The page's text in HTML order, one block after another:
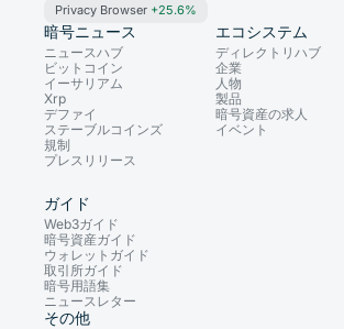
Privacy Browser +25.6%
暗号ニュース
ニュースハブ
ビットコイン
イーサリアム
Xrp
デファイ
ステーブルコインズ
規制
プレスリリース
エコシステム
ディレクトリハブ
企業
人物
製品
暗号資産の求人
イベント
ガイド
Web3ガイド
暗号資産ガイド
ウォレットガイド
取引所ガイド
暗号用語集
ニュースレター
その他